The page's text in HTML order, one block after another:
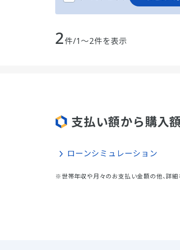
2件/1～2件を表示
支払い額から購入
ローンシミュレーション
※世帯年収や月々のお支払い金額の他、詳